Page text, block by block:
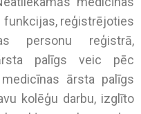
funkcijas, reģistrējoties
personu reģistrā,
palīgs veic pēc
ārsta palīgs
kolēģu darbu, izglīto